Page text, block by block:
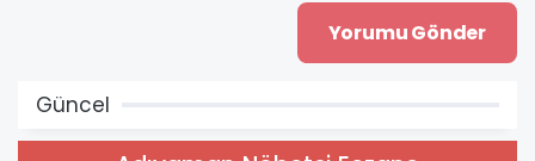
Güncel